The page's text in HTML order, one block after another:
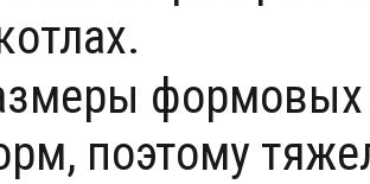
формовых
поэтому